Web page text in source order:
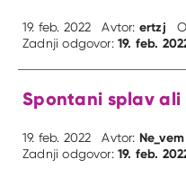
19. feb. 2022 Avtor: ertzj
Zadnji odgovor:19. feb.
Spontani splav
19. feb. 2022 Avtor: Ne_vem
Zadnji odgovor:19. feb.